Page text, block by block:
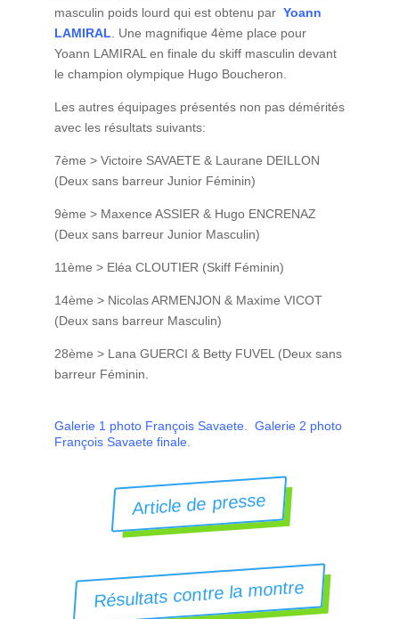
masculin poids lourd qui est obtenu par Yoann
LAMIRAL . Une magnifique 4ème place pour
Yoann LAMIRAL en finale du skiff masculin devant
le champion olympique Hugo Boucheron.
Les autres équipages présentés non pas démérités
avec les résultats suivants:
7ème > Victoire SAVAETE & Laurane DEILLON
(Deux sans barreur Junior Féminin)
9ème > Maxence ASSIER & Hugo ENCRENAZ
(Deux sans barreur Junior Masculin)
11ème > Eléa CLOUTIER (Skiff Féminin)
14ème > Nicolas ARMENJON & Maxime VICOT
(Deux sans barreur Masculin)
28ème > Lana GUERCI & Betty FUVEL (Deux sans
barreur Féminin.
Galerie 1 photo François Savaete. Galerie 2 photo
François Savaete finale.
Article de presse
Résultats contre la montre